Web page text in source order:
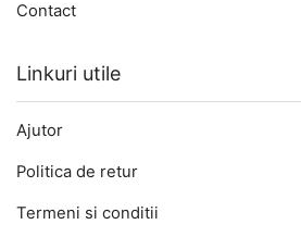
Contact
Linkuri utile
Ajutor
Politica de retur
Termeni si conditii